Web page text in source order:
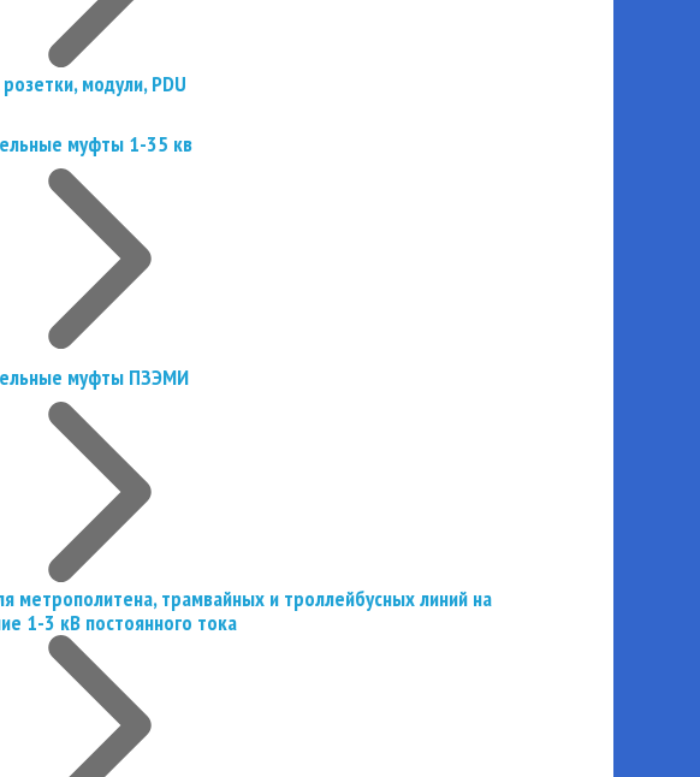
модули, PDU
муфты 1-35 кв
муфты ПЗЭМИ
метрополитена, трамвайных и троллейбусных линий на
1-3 кВ постоянного тока